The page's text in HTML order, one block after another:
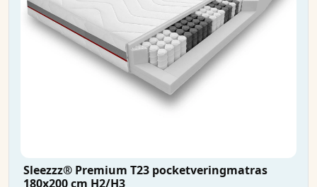
Sleezzz® Premium T23 pocketveringmatras
180x200 cm H2/H3